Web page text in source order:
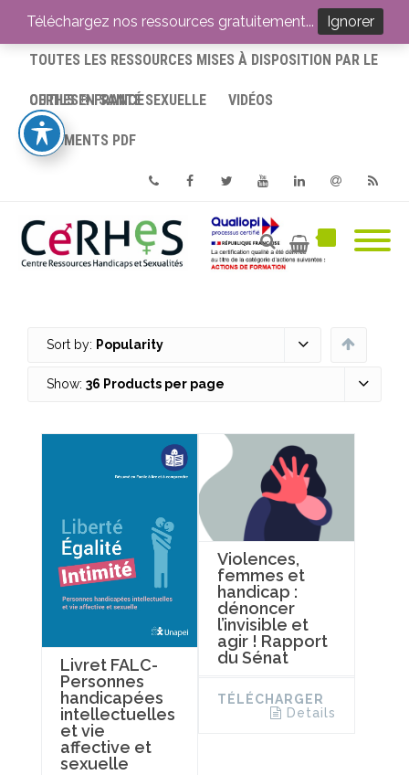
ACCUEIL
TOUTES LES RESSOURCES MISES À DISPOSITION PAR LE
CERHES® FRANCE
OUTILS EN SANTÉ SEXUELLE VIDÉOS
DOCUMENTS PDF
PhoneFacebookTwitterYoutube
Sort by: Popularity
Show: 36 Products per page
Livret FALC-
Personnes
handicapées
intellectuelles
et vie
affective et
sexuelle
Violences,
femmes et
handicap :
dénoncer
l’invisible et
agir ! Rapport
du Sénat
TÉLÉCHARGER
Details
Téléchargez nos ressources gratuitement... Ignorer